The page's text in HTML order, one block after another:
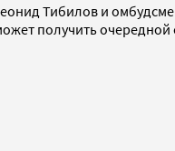
Тибилов и
получить